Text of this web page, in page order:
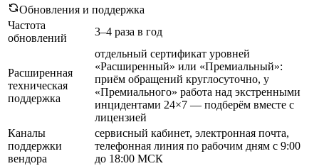
Обновления и поддержка
Частота
обновлений
3–4 раза в год
Расширенная
техническая
поддержка
отдельный сертификат уровней
«Расширенный» или «Премиальный»:
приём обращений круглосуточно, у
«Премиального» работа над экстренными
инцидентами 24×7 — подберём вместе с
лицензией
Каналы
поддержки
вендора
сервисный кабинет, электронная почта,
телефонная линия по рабочим дням с 9:00
до 18:00 МСК